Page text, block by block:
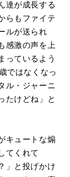
達が成長する
らもファイテ
ルが送られ
感激の声を上
っているよう
ではなくなっ
ル・ジャーニ
たけどね」と
キュートな煽
てくれて
」と投げかけ